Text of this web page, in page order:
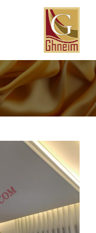
Skip
main
content
Close
Menu